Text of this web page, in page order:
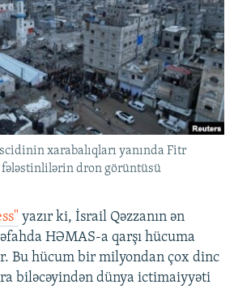
KITABXANASI
STANDARTLARIMIZ
ISTIFADƏ
TELEFONUNUZDA
xarabalıqları yanında Fitr
fələstinlilərin dron görüntüsü
yazır ki, İsrail Qəzzanın ən
HƏMAS-a qarşı hücuma
Bu hücum bir milyondan çox dinc
biləcəyindən dünya ictimaiyyəti